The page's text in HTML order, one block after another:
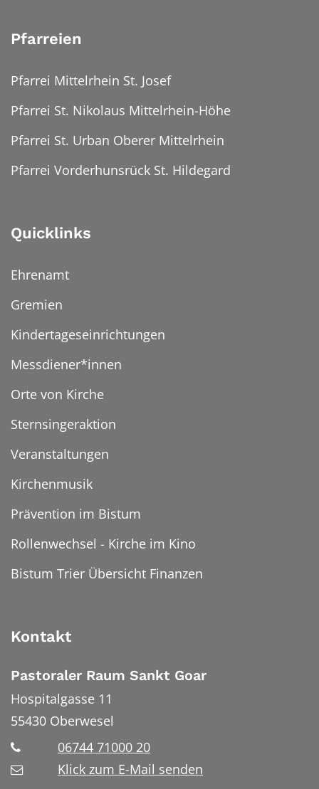
Pfarreien
Pfarrei Mittelrhein St. Josef
Pfarrei St. Nikolaus Mittelrhein-Höhe
Pfarrei St. Urban Oberer Mittelrhein
Pfarrei Vorderhunsrück St. Hildegard
Quicklinks
Ehrenamt
Gremien
Kindertageseinrichtungen
Messdiener*innen
Orte von Kirche
Sternsingeraktion
Veranstaltungen
Kirchenmusik
Prävention im Bistum
Rollenwechsel - Kirche im Kino
Bistum Trier Übersicht Finanzen
Kontakt
Pastoraler Raum Sankt Goar
Hospitalgasse 11
55430 Oberwesel
06744 71000 20
Klick zum E-Mail senden